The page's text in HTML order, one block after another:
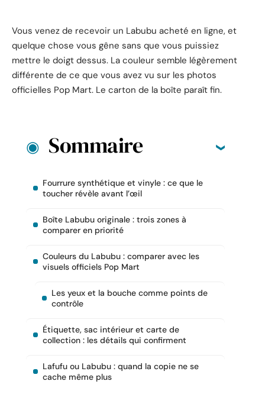
Vous venez de recevoir un Labubu acheté en ligne, et
quelque chose vous gêne sans que vous puissiez
mettre le doigt dessus. La couleur semble légèrement
différente de ce que vous avez vu sur les photos
officielles Pop Mart. Le carton de la boîte paraît fin.
Sommaire
Fourrure synthétique et vinyle : ce que le
toucher révèle avant l’œil
Boîte Labubu originale : trois zones à
comparer en priorité
Couleurs du Labubu : comparer avec les
visuels officiels Pop Mart
Les yeux et la bouche comme points de
contrôle
Étiquette, sac intérieur et carte de
collection : les détails qui confirment
Lafufu ou Labubu : quand la copie ne se
cache même plus